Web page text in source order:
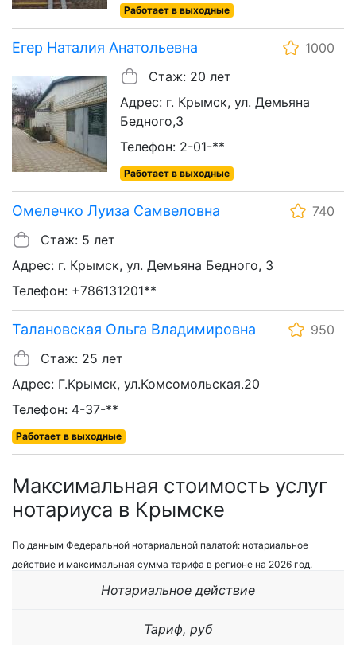
Работает в выходные
Егер Наталия Анатольевна
1000
Стаж: 20 лет
Адрес: г. Крымск, ул. Демьяна
Бедного,3
Телефон: 2-01-**
Работает в выходные
Омелечко Луиза Самвеловна
740
Стаж: 5 лет
Адрес: г. Крымск, ул. Демьяна Бедного, 3
Телефон: +786131201**
Талановская Ольга Владимировна
950
Стаж: 25 лет
Адрес: Г.Крымск, ул.Комсомольская.20
Телефон: 4-37-**
Работает в выходные
Максимальная стоимость услуг
нотариуса в Крымске
По данным Федеральной нотариальной палатой: нотариальное
действие и максимальная сумма тарифа в регионе на 2026 год.
Нотариальное действие
Тариф, руб